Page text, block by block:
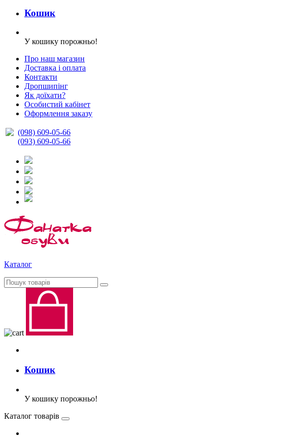
Кошик
У кошику порожньо!
Про наш магазин
Доставка і оплата
Контакти
Дропшипінг
Як доїхати?
Особистий кабінет
Оформлення заказу
(098) 609-05-66
(093) 609-05-66
Каталог
Кошик
У кошику порожньо!
Каталог товарів